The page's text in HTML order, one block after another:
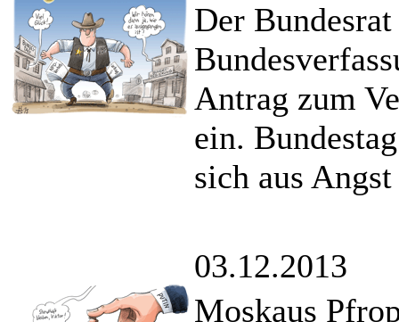
Der
Antrag zum
ein.
sich aus
03.12.2013
Moskaus